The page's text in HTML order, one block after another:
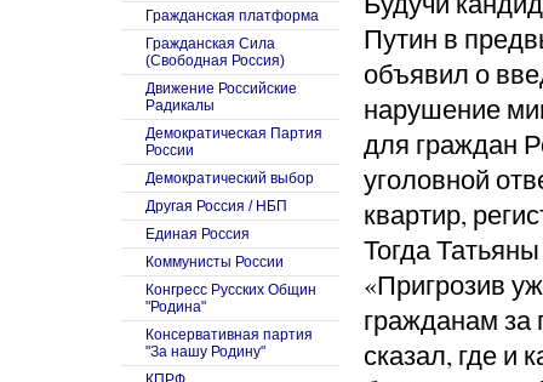
Путин в
объявил о
нарушение
для граждан
уголовной
квартир,
Тогда
«Пригрозив
гражданам за
сказал, где и
Гражданская платформа
Гражданская Сила
(Свободная Россия)
Движение Российские
Радикалы
Демократическая Партия
России
Демократический выбор
Другая Россия / НБП
Единая Россия
Коммунисты России
Конгресс Русских Общин
"Родина"
Консервативная партия
"За нашу Родину"